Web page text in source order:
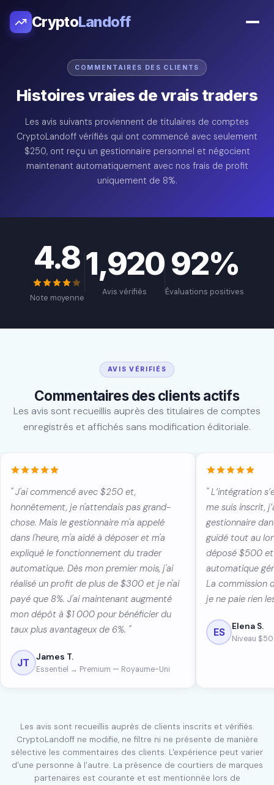
CryptoLandoff
COMMENTAIRES DES CLIENTS
Histoires vraies de vrais traders
Les avis suivants proviennent de titulaires de comptes
CryptoLandoff vérifiés qui ont commencé avec seulement
$250, ont reçu un gestionnaire personnel et négocient
maintenant automatiquement avec nos frais de profit
uniquement de 8%.
4.8
Note moyenne
1,920
Avis vérifiés
92%
Évaluations positives
AVIS VÉRIFIÉS
Commentaires des clients actifs
Les avis sont recueillis auprès des titulaires de comptes
enregistrés et affichés sans modification éditoriale.
" J'ai commencé avec $250 et,
honnêtement, je n'attendais pas grand-
chose. Mais le gestionnaire m'a appelé
dans l'heure, m'a aidé à déposer et m'a
expliqué le fonctionnement du trader
automatique. Dès mon premier mois, j'ai
réalisé un profit de plus de $300 et je n'ai
payé que 8%. J'ai maintenant augmenté
mon dépôt à $1 000 pour bénéficier du
taux plus avantageux de 6%. "
JT
James T.
Essentiel → Premium — Royaume-Uni
" L’intégration
me suis inscrit,
gestionnaire
guidé tout au
déposé $500
automatique
La commission
je ne paie rien
ES
Elena S.
Niveau
Les avis sont recueillis auprès de clients inscrits et vérifiés.
CryptoLandoff ne modifie, ne filtre ni ne présente de manière
sélective les commentaires des clients. L'expérience peut varier
d'une personne à l'autre. La présence de courtiers de marques
partenaires est courante et est mentionnée lors de